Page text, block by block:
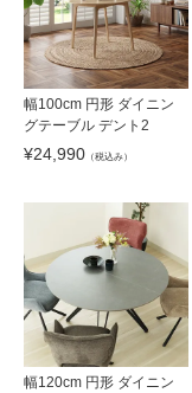
幅100cm 円形 ダイニン
グテーブル デント2
¥24,990 （税込み）
幅120cm 円形 ダイニン